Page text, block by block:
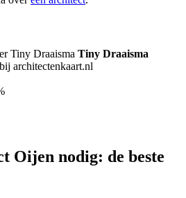
Tiny Draaisma
architectenkaart.nl
Oijen nodig: de beste